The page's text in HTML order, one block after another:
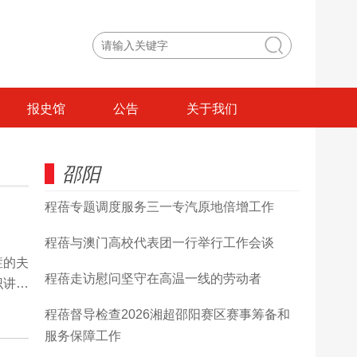
报史馆 公告 关于我们
夫
讲
邵阳
程蓓专题调度服务三一专汽原地倍增工作
程蓓与澳门高校代表团一行举行工作会谈
程蓓走访慰问坚守在高温一线的劳动者
程蓓督导检查2026湘超邵阳赛区赛事筹备和
服务保障工作